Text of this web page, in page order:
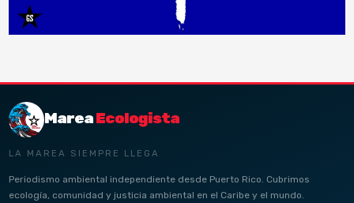
MareaEcologista
LA MAREA SIEMPRE LLEGA
Periodismo ambiental independiente desde Puerto Rico. Cubrimos
ecología, comunidad y justicia ambiental en el Caribe y el mundo.